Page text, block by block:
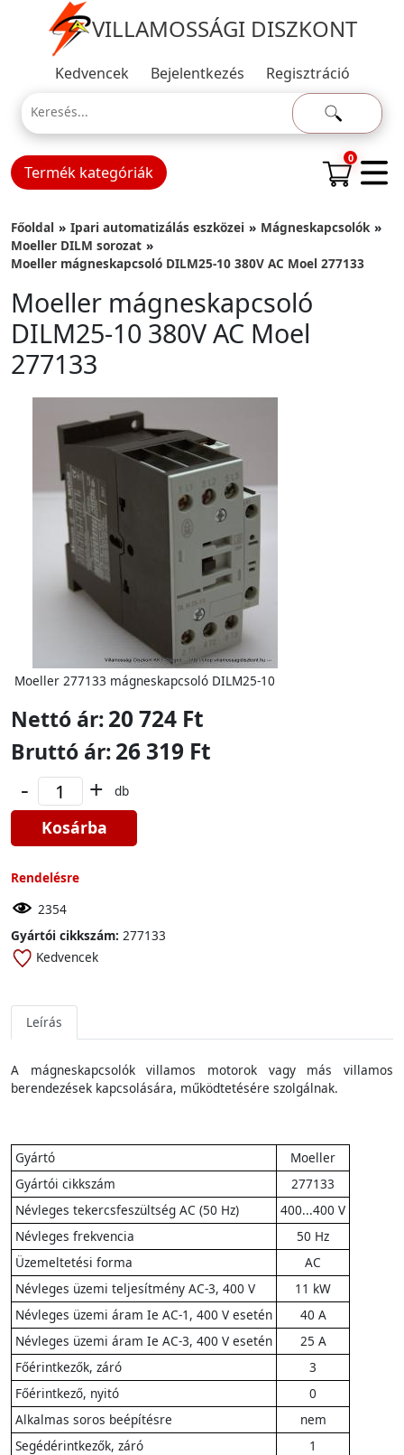
VILLAMOSSÁGI DISZKONT
Kedvencek Bejelentkezés Regisztráció
Termék kategóriák
0
Főoldal Ipari automatizálás eszközei
Mágneskapcsolók
Moeller DILM sorozat
Moeller mágneskapcsoló DILM25-10 380V AC Moel 277133
Moeller mágneskapcsoló
DILM25-10 380V AC Moel
277133
Moeller 277133 mágneskapcsoló DILM25-10
Nettó ár:20 724 Ft
Bruttó ár:26 319 Ft
- + db
Kosárba
Rendelésre
2354
Gyártói cikkszám: 277133
Kedvencek
Leírás
A mágneskapcsolók villamos motorok vagy más villamos
berendezések kapcsolására, működtetésére szolgálnak.
Gyártó
Moeller
Gyártói cikkszám
277133
Névleges tekercsfeszültség AC (50 Hz)
400...400 V
Névleges frekvencia
50 Hz
Üzemeltetési forma
AC
Névleges üzemi teljesítmény AC-3, 400 V
11 kW
Névleges üzemi áram Ie AC-1, 400 V esetén
40 A
Névleges üzemi áram Ie AC-3, 400 V esetén
25 A
Főérintkezők, záró
3
Főérintkező, nyitó
0
Alkalmas soros beépítésre
nem
Segédérintkezők, záró
1